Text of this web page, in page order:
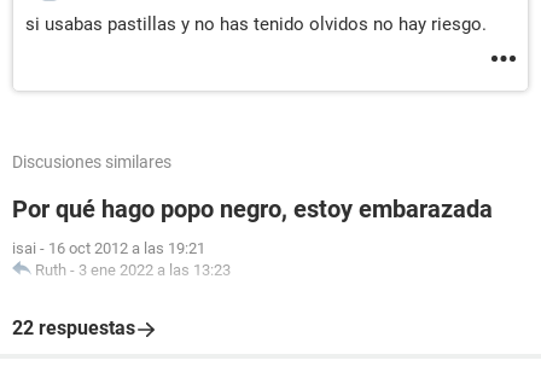
si usabas pastillas y no has tenido olvidos no hay riesgo.
Discusiones similares
Por qué hago popo negro, estoy embarazada
isai - 16 oct 2012 a las 19:21
Ruth - 3 ene 2022 a las 13:23
22 respuestas